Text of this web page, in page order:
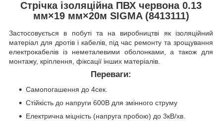
Стрічка ізоляційна ПВХ червона 0.13
мм×19 мм×20м SIGMA (8413111)
Застосовується в побуті та на виробництві як ізоляційний
матеріал для дротів і кабелів, під час ремонту та зрощування
електрокабелів із неметалевими оболонками, а також для
монтажу, кріплення, фіксації інших матеріалів.
Переваги:
Самопогашення до 4сек.
Стійкість до напруги 600В для змінного струму
Електрична міцність (напруга пробою) до 3кВ/хв.